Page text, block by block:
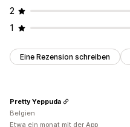
2
1
Eine Rezension schreiben
Pretty Yeppuda
Belgien
Etwa ein monat mit der App